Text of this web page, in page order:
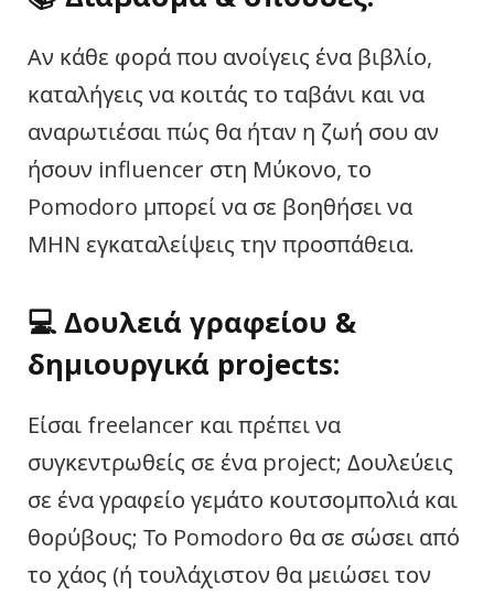
Αν κάθε φορά που ανοίγεις ένα βιβλίο,
καταλήγεις να κοιτάς το ταβάνι και να
αναρωτιέσαι πώς θα ήταν η ζωή σου αν
ήσουν influencer στη Μύκονο, το
Pomodoro μπορεί να σε βοηθήσει να
ΜΗΝ εγκαταλείψεις την προσπάθεια.
💻 Δουλειά γραφείου &
δημιουργικά projects:
Είσαι freelancer και πρέπει να
συγκεντρωθείς σε ένα project; Δουλεύεις
σε ένα γραφείο γεμάτο κουτσομπολιά και
θορύβους; Το Pomodoro θα σε σώσει από
το χάος (ή τουλάχιστον θα μειώσει τον